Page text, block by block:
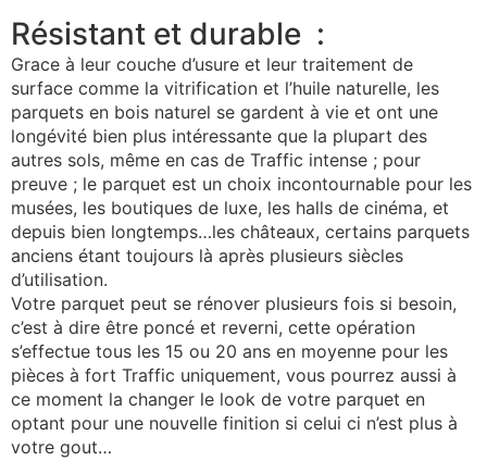
Résistant et durable :
Grace à leur couche d’usure et leur traitement de
surface comme la vitrification et l’huile naturelle, les
parquets en bois naturel se gardent à vie et ont une
longévité bien plus intéressante que la plupart des
autres sols, même en cas de Traffic intense ; pour
preuve ; le parquet est un choix incontournable pour les
musées, les boutiques de luxe, les halls de cinéma, et
depuis bien longtemps…les châteaux, certains parquets
anciens étant toujours là après plusieurs siècles
d’utilisation.
Votre parquet peut se rénover plusieurs fois si besoin,
c’est à dire être poncé et reverni, cette opération
s’effectue tous les 15 ou 20 ans en moyenne pour les
pièces à fort Traffic uniquement, vous pourrez aussi à
ce moment la changer le look de votre parquet en
optant pour une nouvelle finition si celui ci n’est plus à
votre gout…